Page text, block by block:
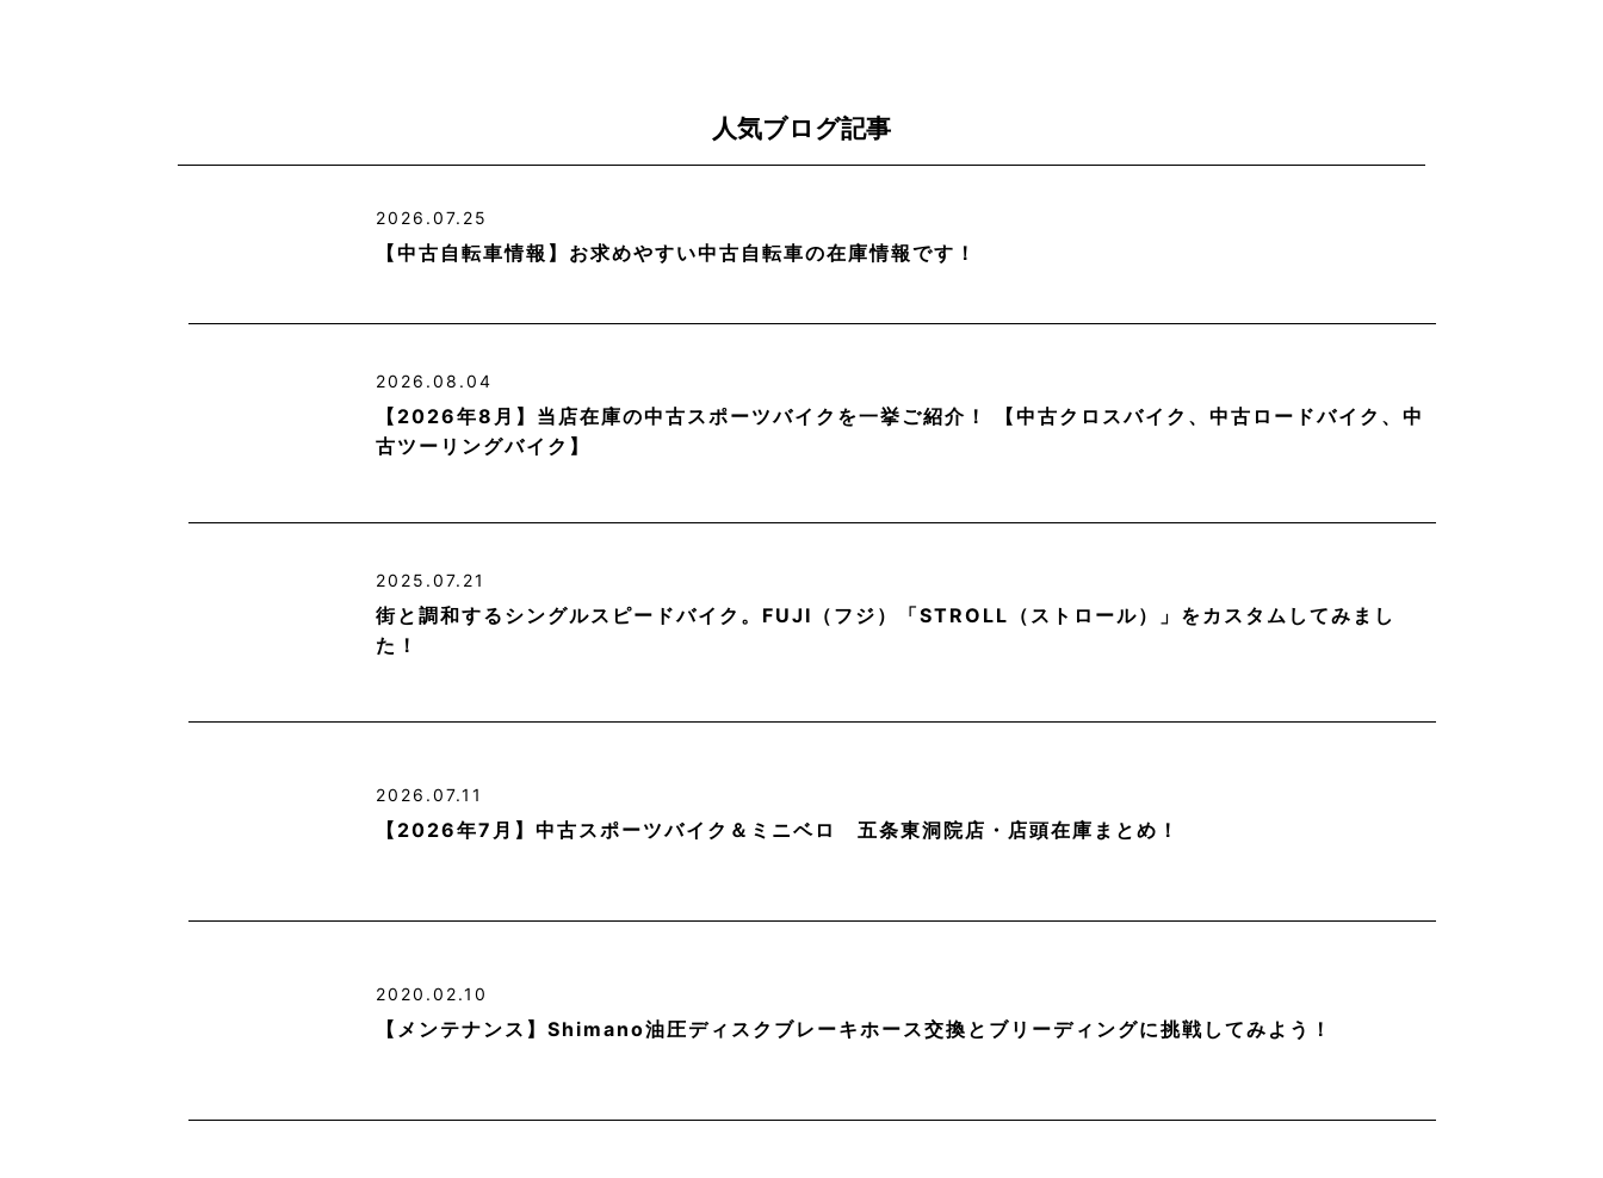
人気ブログ記事
2026.07.25
【中古自転車情報】お求めやすい中古自転車の在庫情報です！
2026.08.04
【2026年8月】当店在庫の中古スポーツバイクを一挙ご紹介！ 【中古クロスバイク、中古ロードバイク、中
古ツーリングバイク】
2025.07.21
街と調和するシングルスピードバイク。FUJI（フジ）「STROLL（ストロール）」をカスタムしてみまし
た！
2026.07.11
【2026年7月】中古スポーツバイク＆ミニベロ 五条東洞院店・店頭在庫まとめ！
2020.02.10
【メンテナンス】Shimano油圧ディスクブレーキホース交換とブリーディングに挑戦してみよう！